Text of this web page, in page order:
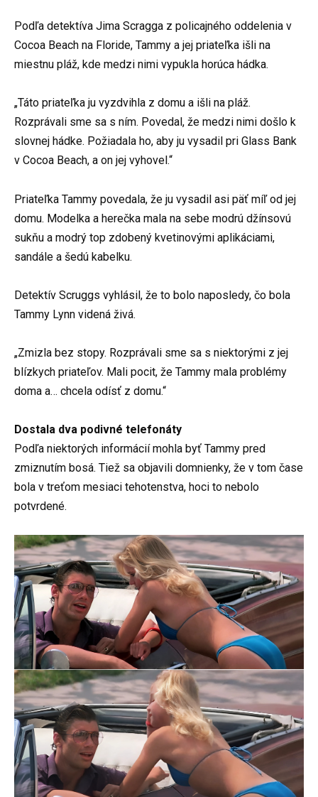
Podľa detektíva Jima Scragga z policajného oddelenia v
Cocoa Beach na Floride, Tammy a jej priateľka išli na
miestnu pláž, kde medzi nimi vypukla horúca hádka.
„Táto priateľka ju vyzdvihla z domu a išli na pláž.
Rozprávali sme sa s ním. Povedal, že medzi nimi došlo k
slovnej hádke. Požiadala ho, aby ju vysadil pri Glass Bank
v Cocoa Beach, a on jej vyhovel.“
Priateľka Tammy povedala, že ju vysadil asi päť míľ od jej
domu. Modelka a herečka mala na sebe modrú džínsovú
sukňu a modrý top zdobený kvetinovými aplikáciami,
sandále a šedú kabelku.
Detektív Scruggs vyhlásil, že to bolo naposledy, čo bola
Tammy Lynn videná živá.
„Zmizla bez stopy. Rozprávali sme sa s niektorými z jej
blízkych priateľov. Mali pocit, že Tammy mala problémy
doma a… chcela odísť z domu.“
Dostala dva podivné telefonáty
Podľa niektorých informácií mohla byť Tammy pred
zmiznutím bosá. Tiež sa objavili domnienky, že v tom čase
bola v treťom mesiaci tehotenstva, hoci to nebolo
potvrdené.